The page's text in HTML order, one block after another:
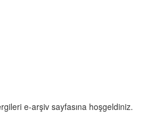
e-arşiv sayfasına hoşgeldiniz.